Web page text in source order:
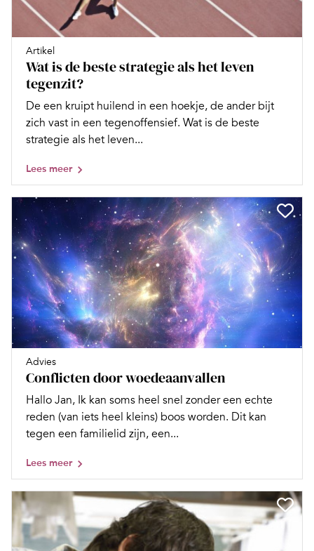
Artikel
Wat is de beste strategie als het leven
tegenzit?
De een kruipt huilend in een hoekje, de ander bijt
zich vast in een tegen­offensief. Wat is de beste
strategie als het leven...
Lees meer
Advies
Conflicten door woedeaanvallen
Hallo Jan, Ik kan soms heel snel zonder een echte
reden (van iets heel kleins) boos worden. Dit kan
tegen een familielid zijn, een...
Lees meer